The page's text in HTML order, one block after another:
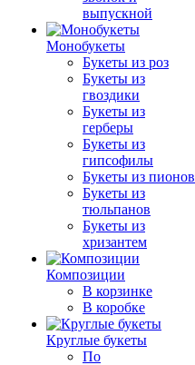
выпускной
Монобукеты
Букеты из роз
Букеты из
гвоздики
Букеты из
герберы
Букеты из
гипсофилы
Букеты из пионов
Букеты из
тюльпанов
Букеты из
хризантем
Композиции
В корзинке
В коробке
Круглые букеты
По